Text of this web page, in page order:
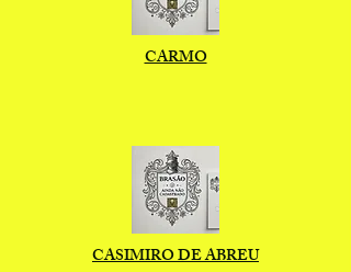
CARMO
CASIMIRO DE ABREU